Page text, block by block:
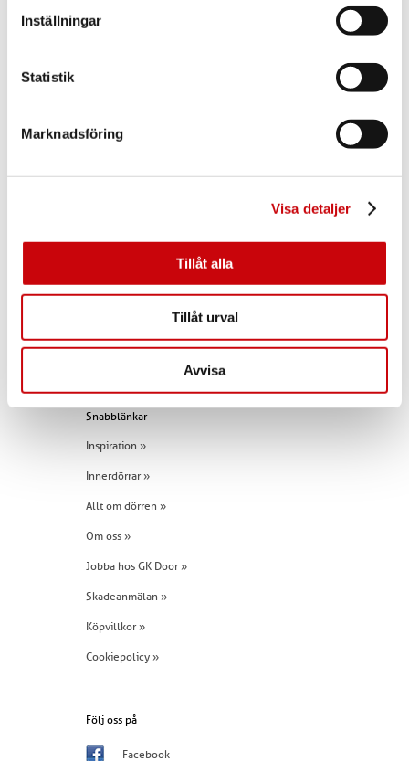
Inställningar
Statistik
Marknadsföring
Visa detaljer
Tillåt alla
Tillåt urval
Avvisa
Kontakta oss
info@gkdoor.se
Tel:+46 (0)960 - 203 25
Snabblänkar
Inspiration »
Innerdörrar »
Allt om dörren »
Om oss »
Jobba hos GK Door »
Skadeanmälan »
Köpvillkor »
Cookiepolicy »
Följ oss på
Facebook